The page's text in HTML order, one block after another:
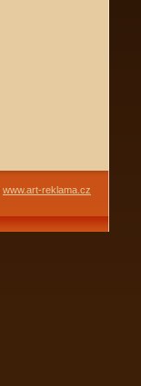
www.art-reklama.cz